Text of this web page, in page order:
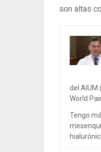
son altas
del AIUM
World
Tengo